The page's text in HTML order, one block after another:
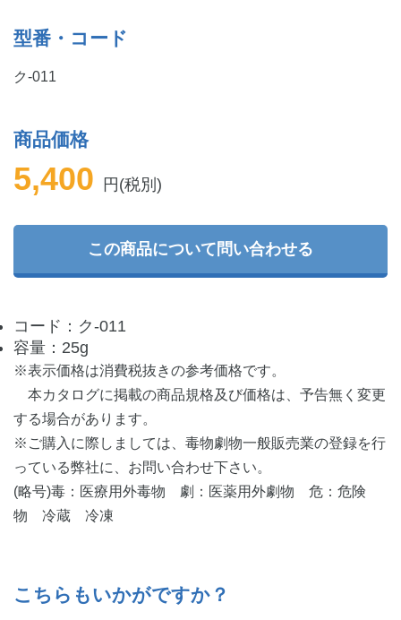
型番・コード
ク-011
商品価格
5,400 円(税別)
この商品について問い合わせる
コード：ク-011
容量：25g
※表示価格は消費税抜きの参考価格です。
本カタログに掲載の商品規格及び価格は、予告無く変更
する場合があります。
※ご購入に際しましては、毒物劇物一般販売業の登録を行
っている弊社に、お問い合わせ下さい。
(略号)毒：医療用外毒物 劇：医薬用外劇物 危：危険
物 冷蔵 冷凍
こちらもいかがですか？